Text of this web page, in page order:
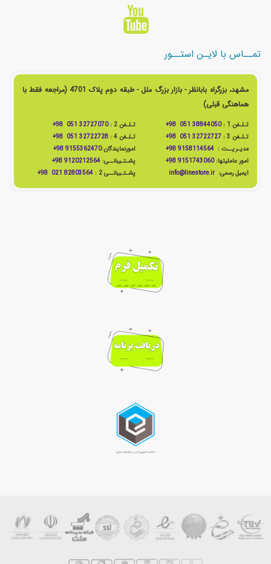
تمــاس با لایـن استــور
مشهد، بزرگراه بابانظر - بازار بزرگ ملل - طبقه دوم پلاک 4701 (مراجعه فقط با
هماهنگی قبلی)
تـلـفن 1 : 38844050 051 98+ تـلـفن 2 :
32727070 051 98+
تـلـفن 3 :
32722727 051 98+ تـلـفن 4 :
32722728 051 98+
مدیـریــت :9158114564 98+ امورنمایندگان:9155362470 98+
امور عاملیتها:9151743060 98+ پشـتـیبانــی: 9120212564 98+
ایمیل رسمی: info@linestore.ir پشـتـیبانــی 2 : 82803564 021 98+